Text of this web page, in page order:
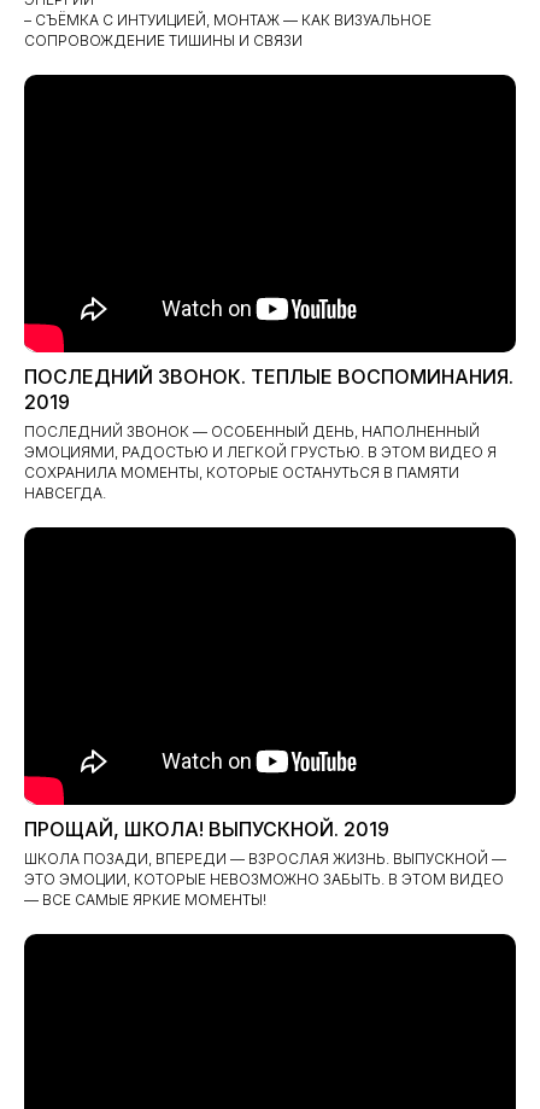
– СЪЁМКА С ИНТУИЦИЕЙ, МОНТАЖ — КАК ВИЗУАЛЬНОЕ
СОПРОВОЖДЕНИЕ ТИШИНЫ И СВЯЗИ
ПОСЛЕДНИЙ ЗВОНОК. ТЕПЛЫЕ ВОСПОМИНАНИЯ.
2019
ПОСЛЕДНИЙ ЗВОНОК — ОСОБЕННЫЙ ДЕНЬ, НАПОЛНЕННЫЙ
ЭМОЦИЯМИ, РАДОСТЬЮ И ЛЕГКОЙ ГРУСТЬЮ. В ЭТОМ ВИДЕО Я
СОХРАНИЛА МОМЕНТЫ, КОТОРЫЕ ОСТАНУТЬСЯ В ПАМЯТИ
НАВСЕГДА.
ПРОЩАЙ, ШКОЛА! ВЫПУСКНОЙ. 2019
ШКОЛА ПОЗАДИ, ВПЕРЕДИ — ВЗРОСЛАЯ ЖИЗНЬ. ВЫПУСКНОЙ —
ЭТО ЭМОЦИИ, КОТОРЫЕ НЕВОЗМОЖНО ЗАБЫТЬ. В ЭТОМ ВИДЕО
— ВСЕ САМЫЕ ЯРКИЕ МОМЕНТЫ!